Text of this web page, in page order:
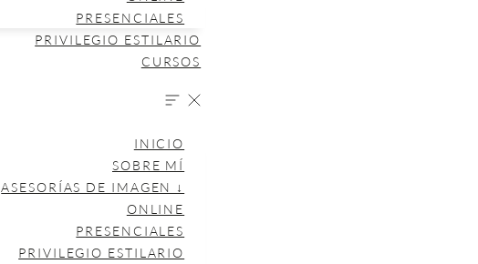
PRESENCIALES
PRIVILEGIO ESTILARIO
CURSOS
INICIO
SOBRE MÍ
ASESORÍAS DE IMAGEN ↓
ONLINE
PRESENCIALES
PRIVILEGIO ESTILARIO